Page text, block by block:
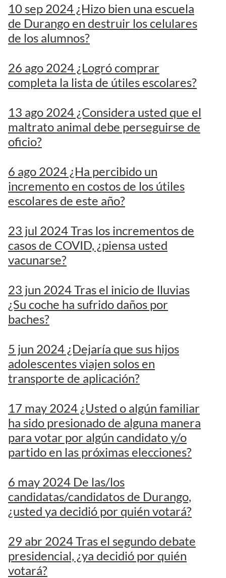
10 sep 2024 ¿Hizo bien una escuela
de Durango en destruir los celulares
de los alumnos?
26 ago 2024 ¿Logró comprar
completa la lista de útiles escolares?
13 ago 2024 ¿Considera usted que el
maltrato animal debe perseguirse de
oficio?
6 ago 2024 ¿Ha percibido un
incremento en costos de los útiles
escolares de este año?
23 jul 2024 Tras los incrementos de
casos de COVID, ¿piensa usted
vacunarse?
23 jun 2024 Tras el inicio de lluvias
¿Su coche ha sufrido daños por
baches?
5 jun 2024 ¿Dejaría que sus hijos
adolescentes viajen solos en
transporte de aplicación?
17 may 2024 ¿Usted o algún familiar
ha sido presionado de alguna manera
para votar por algún candidato y/o
partido en las próximas elecciones?
6 may 2024 De las/los
candidatas/candidatos de Durango,
¿usted ya decidió por quién votará?
29 abr 2024 Tras el segundo debate
presidencial, ¿ya decidió por quién
votará?